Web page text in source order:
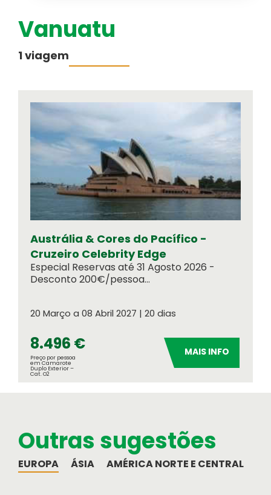
Australásia
Cruzeiros
Informação ao Viajante
Informações importantes para a sua
viagem
Equipa
Como funcionamos
Números OASIS
Indicadores do nosso sucesso
PESQUISAR VIAGENS
Vanuatu
1 viagem
Austrália & Cores do Pacífico -
Cruzeiro Celebrity Edge
Especial Reservas até 31 Agosto 2026 -
Desconto 200€/pessoa...
20 Março a 08 Abril 2027 | 20 dias
8.496 €
Preço por pessoa
em Camarote
Duplo Exterior –
Cat. O2
MAIS INFO
Outras sugestões
EUROPA ÁSIA AMÉRICA NORTE E CENTRAL